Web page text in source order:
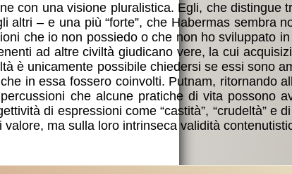
con una visione pluralistica. Egli, che distingue
altri – e una più “forte”, che Habermas sembra
che io non possiedo o che non ho sviluppato
ad altre civiltà giudicano vere, la cui
è unicamente possibile chiedersi se essi sono
in essa fossero coinvolti. Putnam, ritornando
che alcune pratiche di vita possono
di espressioni come “castità”, “crudeltà” e
valore, ma sulla loro intrinseca validità